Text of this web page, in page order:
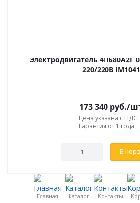
Электродвигатель 4ПБ80А2Г
220/220В IM1041
173 340 руб./
Цена указана с НДС
Гарантия от 1 года
В
Главная Каталог Контакты